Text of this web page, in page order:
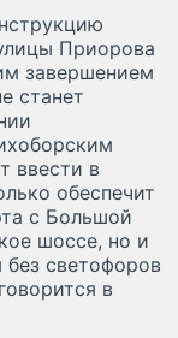
Приорова
завершением
станет
ввести в
обеспечит
с Большой
шоссе, но и
без светофоров
в